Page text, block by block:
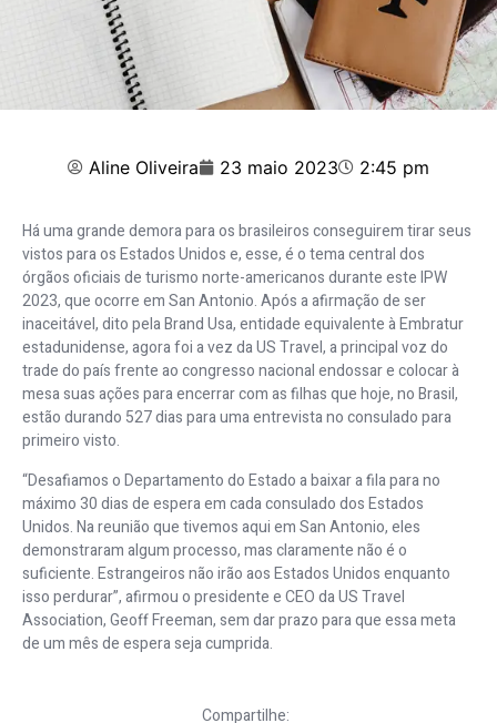
Aline Oliveira 23 maio 2023 2:45 pm
Há uma grande demora para os brasileiros conseguirem tirar seus
vistos para os Estados Unidos e, esse, é o tema central dos
órgãos oficiais de turismo norte-americanos durante este IPW
2023, que ocorre em San Antonio. Após a afirmação de ser
inaceitável, dito pela Brand Usa, entidade equivalente à Embratur
estadunidense, agora foi a vez da US Travel, a principal voz do
trade do país frente ao congresso nacional endossar e colocar à
mesa suas ações para encerrar com as filhas que hoje, no Brasil,
estão durando 527 dias para uma entrevista no consulado para
primeiro visto.
“Desafiamos o Departamento do Estado a baixar a fila para no
máximo 30 dias de espera em cada consulado dos Estados
Unidos. Na reunião que tivemos aqui em San Antonio, eles
demonstraram algum processo, mas claramente não é o
suficiente. Estrangeiros não irão aos Estados Unidos enquanto
isso perdurar”, afirmou o presidente e CEO da US Travel
Association, Geoff Freeman, sem dar prazo para que essa meta
de um mês de espera seja cumprida.
Compartilhe: